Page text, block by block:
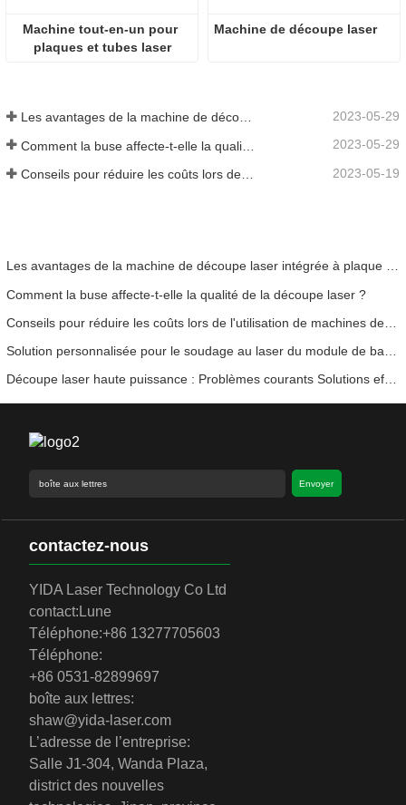
Machine tout-en-un pour
plaques et tubes laser
Machine de découpe laser
Les avantages de la machine de découpe laser intégrée à plaque et tube 2023-05-29
2023-05-29
2023-05-19
Les avantages de la machine de découpe laser intégrée à plaque et tube
Comment la buse affecte-t-elle la qualité de la découpe laser ?
Découpe laser haute puissance : Problèmes courants Solutions efficaces
Envoyer
contactez-nous
YIDA Laser Technology Co Ltd
contact: Lune
Téléphone:+86 13277705603
Téléphone:
+86 0531-82899697
boîte aux lettres:
shaw@yida-laser.com
L’adresse de l’entreprise:
Salle J1-304, Wanda Plaza,
district des nouvelles